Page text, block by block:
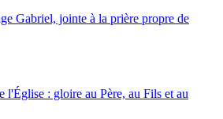
Gabriel, jointe à la prière propre de
l'Église : gloire au Père, au Fils et au